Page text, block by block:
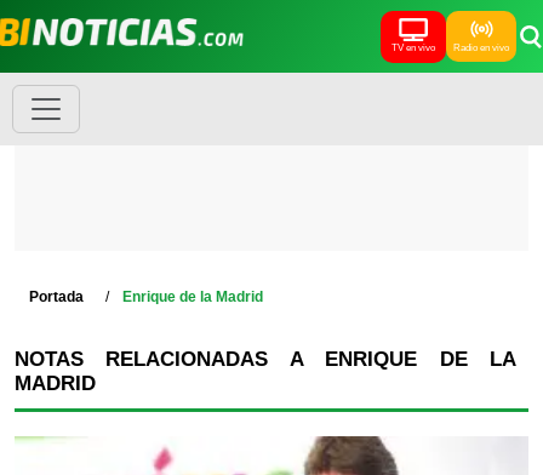
TV en vivo Radio en vivo
Portada Enrique de la Madrid
NOTAS RELACIONADAS A ENRIQUE DE LA
MADRID